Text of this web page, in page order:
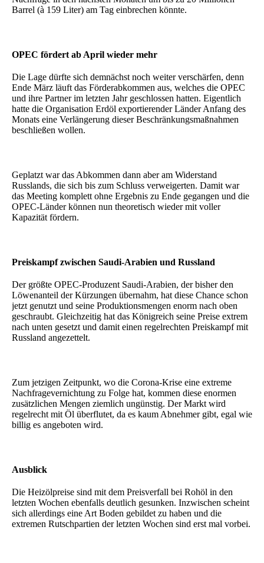
Barrel (à 159 Liter) am Tag einbrechen könnte.
OPEC fördert ab April wieder mehr
Die Lage dürfte sich demnächst noch weiter verschärfen, denn
Ende März läuft das Förderabkommen aus, welches die OPEC
und ihre Partner im letzten Jahr geschlossen hatten. Eigentlich
hatte die Organisation Erdöl exportierender Länder Anfang des
Monats eine Verlängerung dieser Beschränkungsmaßnahmen
beschließen wollen.
Geplatzt war das Abkommen dann aber am Widerstand
Russlands, die sich bis zum Schluss verweigerten. Damit war
das Meeting komplett ohne Ergebnis zu Ende gegangen und die
OPEC-Länder können nun theoretisch wieder mit voller
Kapazität fördern.
Preiskampf zwischen Saudi-Arabien und Russland
Der größte OPEC-Produzent Saudi-Arabien, der bisher den
Löwenanteil der Kürzungen übernahm, hat diese Chance schon
jetzt genutzt und seine Produktionsmengen enorm nach oben
geschraubt. Gleichzeitig hat das Königreich seine Preise extrem
nach unten gesetzt und damit einen regelrechten Preiskampf mit
Russland angezettelt.
Zum jetzigen Zeitpunkt, wo die Corona-Krise eine extreme
Nachfragevernichtung zu Folge hat, kommen diese enormen
zusätzlichen Mengen ziemlich ungünstig. Der Markt wird
regelrecht mit Öl überflutet, da es kaum Abnehmer gibt, egal wie
billig es angeboten wird.
Ausblick
Die Heizölpreise sind mit dem Preisverfall bei Rohöl in den
letzten Wochen ebenfalls deutlich gesunken. Inzwischen scheint
sich allerdings eine Art Boden gebildet zu haben und die
extremen Rutschpartien der letzten Wochen sind erst mal vorbei.